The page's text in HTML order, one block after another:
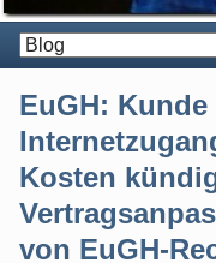
EuGH:
Kosten
von EuGH-